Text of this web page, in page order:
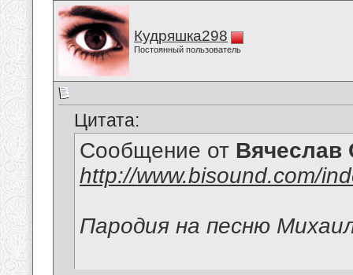
Кудряшка298
Постоянный пользователь
Цитата:
Сообщение от Вячеслав
http://www.bisound.com/
Пародия на песню